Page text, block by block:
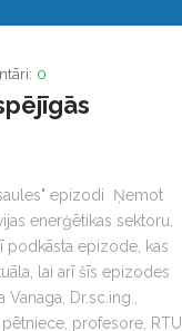
0
epizodi Ņemot
enerģētikas sektoru,
podkāsta epizode, kas
lai arī šīs epizodes
Dr.sc.ing.,
profesore, RTU